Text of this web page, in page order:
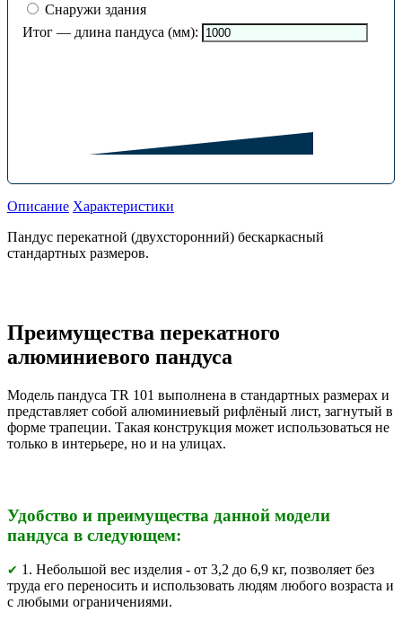
Снаружи здания
Итог — длина пандуса (мм):
Описание Характеристики
Пандус перекатной (двухсторонний) бескаркасный
стандартных размеров.
Преимущества перекатного
алюминиевого пандуса
Модель пандуса TR 101 выполнена в стандартных размерах и
представляет собой алюминиевый рифлёный лист, загнутый в
форме трапеции. Такая конструкция может использоваться не
только в интерьере, но и на улицах.
Удобство и преимущества данной модели
пандуса в следующем:
✔ 1. Небольшой вес изделия - от 3,2 до 6,9 кг, позволяет без
труда его переносить и использовать людям любого возраста и
с любыми ограничениями.